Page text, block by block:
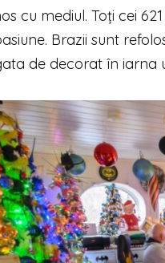
cu mediul. Toți cei
Brazii sunt
de decorat în iarna